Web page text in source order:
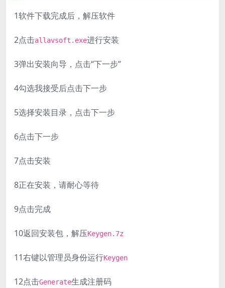
1软件下载完成后，解压软件
2点击allavsoft.exe进行安装
3弹出安装向导，点击“下一步”
4勾选我接受后点击下一步
5选择安装目录，点击下一步
6点击下一步
7点击安装
8正在安装，请耐心等待
9点击完成
10返回安装包，解压Keygen.7z
11右键以管理员身份运行Keygen
12点击Generate生成注册码